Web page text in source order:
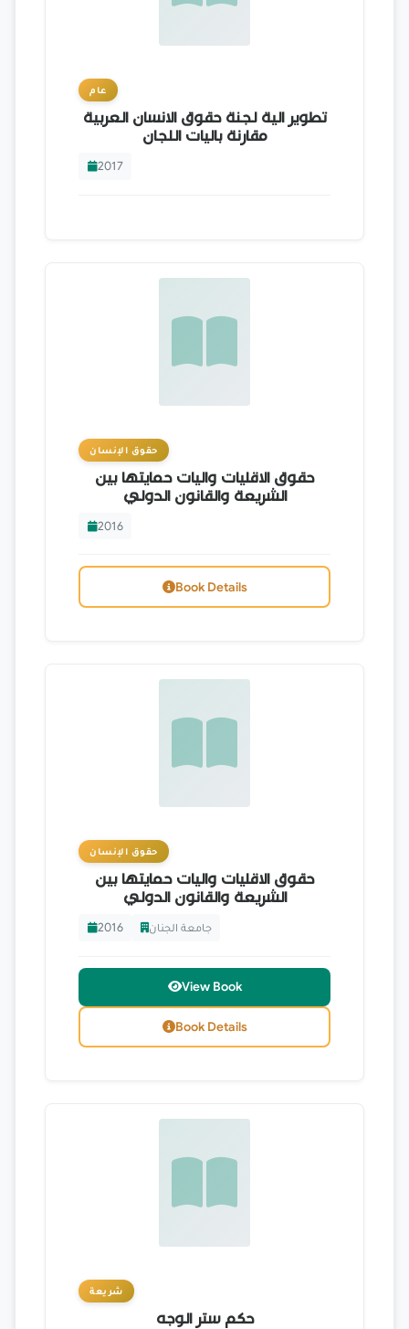
عام
تطوير الية لجنة حقوق الانسان العربية
مقارنة باليات اللجان
2017
حقوق الإنسان
حقوق الاقليات واليات حمايتها بين
الشريعة والقانون الدولي
2016
Book Details
حقوق الإنسان
حقوق الاقليات واليات حمايتها بين
الشريعة والقانون الدولي
2016 جامعة الجنان
View Book
Book Details
شريعة
حكم ستر الوجه